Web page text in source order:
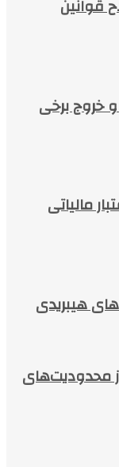
قوانین
خروج برخی
مالیاتی
هیبریدی
محدودیت‌های